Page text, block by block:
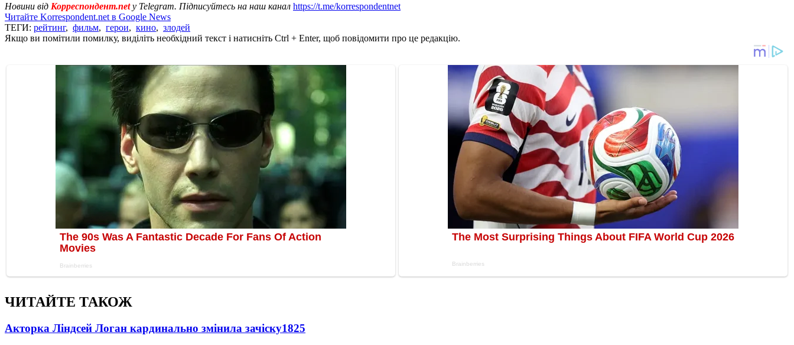
Новини від Корреспондент.net у Telegram. Підписуйтесь на наш канал https://t.me/korrespondentnet
Читайте Korrespondent.net в Google News
ТЕГИ: рейтинг, фильм, герои, кино, злодей
Якщо ви помітили помилку, виділіть необхідний текст і натисніть Ctrl + Enter, щоб повідомити про це редакцію.
ЧИТАЙТЕ ТАКОЖ
Акторка Ліндсей Логан кардинально змінила зачіску1825